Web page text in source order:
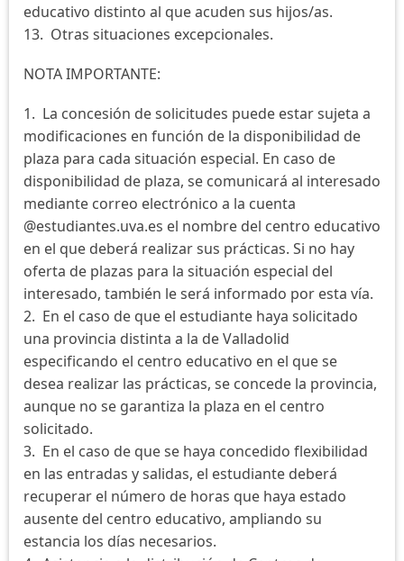
educativo distinto al que acuden sus hijos/as.
13. Otras situaciones excepcionales.
NOTA IMPORTANTE:
1. La concesión de solicitudes puede estar sujeta a
modificaciones en función de la disponibilidad de
plaza para cada situación especial. En caso de
disponibilidad de plaza, se comunicará al interesado
mediante correo electrónico a la cuenta
@estudiantes.uva.es el nombre del centro educativo
en el que deberá realizar sus prácticas. Si no hay
oferta de plazas para la situación especial del
interesado, también le será informado por esta vía.
2. En el caso de que el estudiante haya solicitado
una provincia distinta a la de Valladolid
especificando el centro educativo en el que se
desea realizar las prácticas, se concede la provincia,
aunque no se garantiza la plaza en el centro
solicitado.
3. En el caso de que se haya concedido flexibilidad
en las entradas y salidas, el estudiante deberá
recuperar el número de horas que haya estado
ausente del centro educativo, ampliando su
estancia los días necesarios.